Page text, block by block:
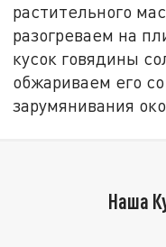
растительного
разогреваем на
кусок говядины
обжариваем его
зарумянивания
Наша